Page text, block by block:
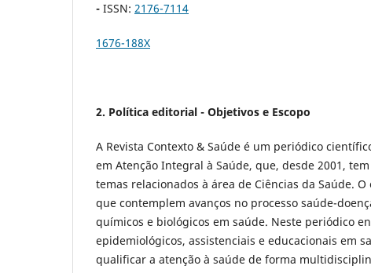
- ISSN: 2176-7114
1676-188X
2. Política editorial - Objetivos e Escopo
A Revista Contexto & Saúde é um periódico
em Atenção Integral à Saúde, que, desde 2001,
temas relacionados à área de Ciências da Saúde.
que contemplem avanços no processo saúde-
químicos e biológicos em saúde. Neste periódico
epidemiológicos, assistenciais e educacionais em
qualificar a atenção à saúde de forma